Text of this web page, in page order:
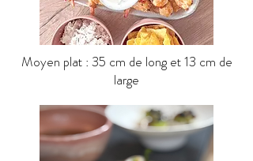
Moyen plat : 35 cm de long et 13 cm de
large